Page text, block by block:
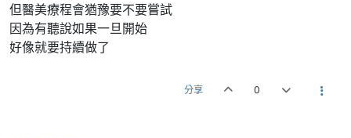
但醫美療程會猶豫要不要嘗試
因為有聽說如果一旦開始
好像就要持續做了
分享 0